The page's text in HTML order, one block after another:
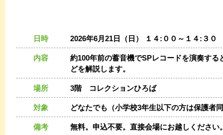
日時 2026年6月21日（日） １４:００～１４:３０
内容
約100年前の蓄音機でSPレコードを演奏す
どを解説します。
場所 3階 コレクションひろば
対象 どなたでも（小学校3年生以下の方は保護者
備考 無料。申込不要。直接会場にお越しください